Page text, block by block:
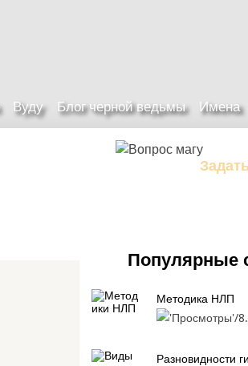
Вуду Блог черной ведьмы Имена
Популярные
Методика НЛП
Разновидности